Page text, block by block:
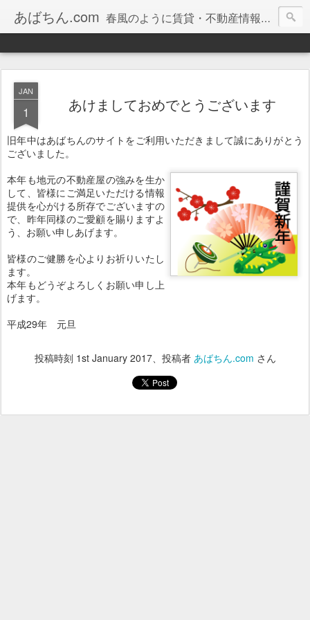
あばちん.com 春風のように賃貸・不動産情報をお届けしております。
JAN
1 あけましておめでとうございます
旧年中はあばちんのサイトをご利用いただきまして誠にありがとう
ございました。
本年も地元の不動産屋の強みを生か
して、皆様にご満足いただける情報
提供を心がける所存でございますの
で、昨年同様のご愛顧を賜りますよ
う、お願い申しあげます。
皆様のご健勝を心よりお祈りいたし
ます。
本年もどうぞよろしくお願い申し上
げます。
平成29年 元旦
投稿時刻 1st January 2017、投稿者 あばちん.com さん